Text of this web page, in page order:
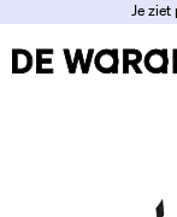
Je ziet